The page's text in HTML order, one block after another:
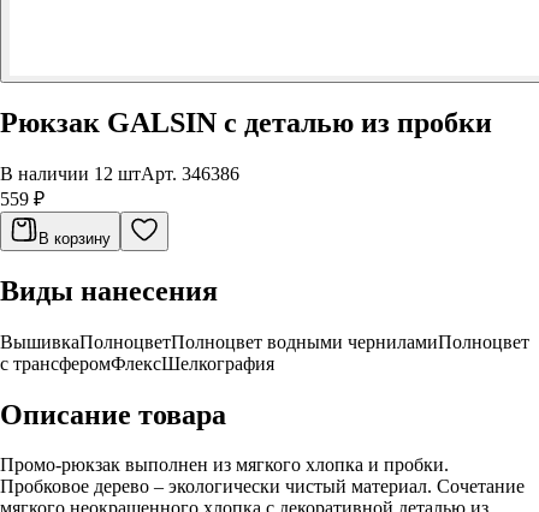
Рюкзак GALSIN c деталью из пробки
В наличии 12 штАрт. 346386
559 ₽
В корзину
Виды нанесения
ВышивкаПолноцветПолноцвет водными черниламиПолноцвет
с трансферомФлексШелкография
Описание товара
Промо-рюкзак выполнен из мягкого хлопка и пробки.
Пробковое дерево – экологически чистый материал. Сочетание